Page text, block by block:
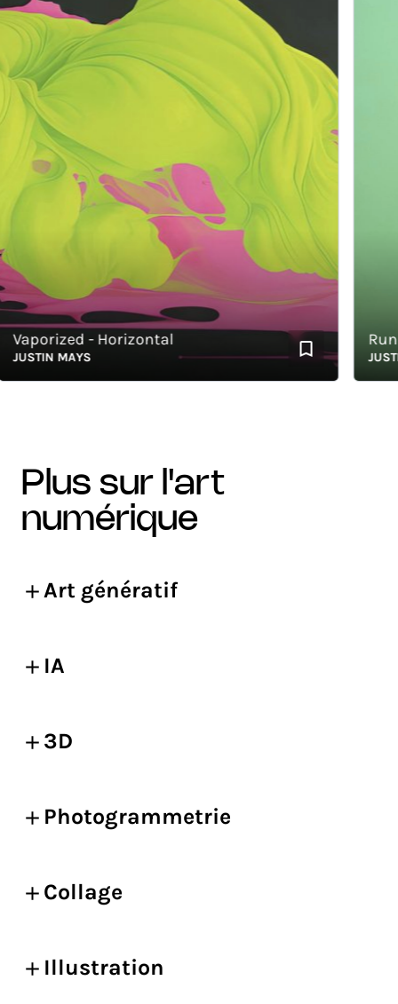
- Horizontal
MAYS
Run
JUSTIN
plus sur l'art
numérique
Art génératif
IA
3D
Photogrammetrie
Collage
Illustration